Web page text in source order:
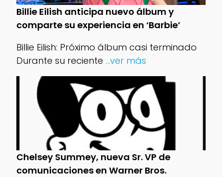
Billie Eilish anticipa nuevo álbum y
comparte su experiencia en ‘Barbie’
Billie Eilish: Próximo álbum casi terminado
Durante su reciente ...ver más
Chelsey Summey, nueva Sr. VP de
comunicaciones en Warner Bros.